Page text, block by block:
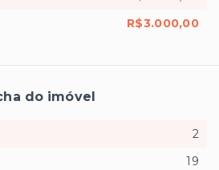
R$3.000,00
do imóvel
2
19